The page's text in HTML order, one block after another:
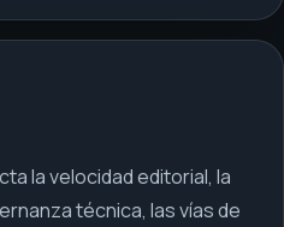
la velocidad editorial, la
técnica, las vías de